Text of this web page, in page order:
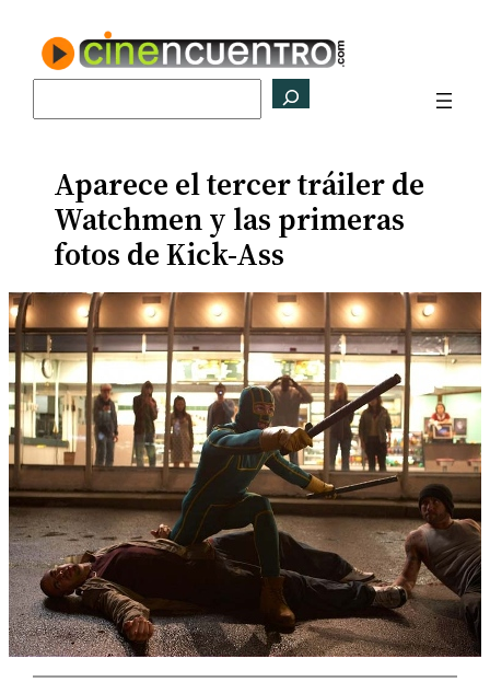
contenido
Aparece el tercer tráiler de
Watchmen y las primeras
fotos de Kick-Ass